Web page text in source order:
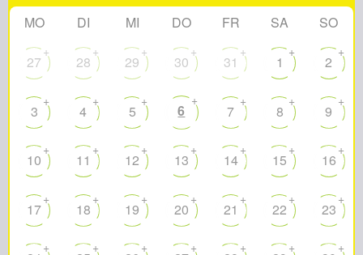
MO DI MI DO FR SA SO
27
+
28
+
29
+
30
+
31
+
1
+
2
+
3
+
4
+
5
+
6
+
7
+
8
+
9
+
10
+
11
+
12
+
13
+
14
+
15
+
16
+
17
+
18
+
19
+
20
+
21
+
22
+
23
+
+ + + + + + +